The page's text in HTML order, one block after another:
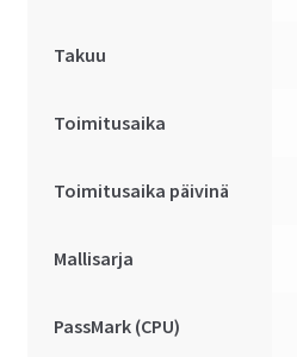
Takuu
Toimitusaika
Toimitusaika päivinä
Mallisarja
PassMark (CPU)